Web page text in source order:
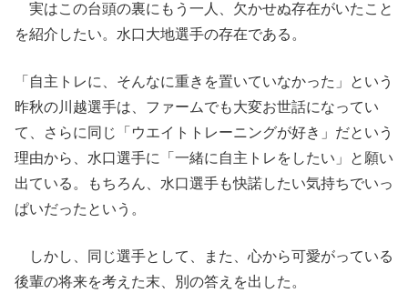
実はこの台頭の裏にもう一人、欠かせぬ存在がいたこと
を紹介したい。水口大地選手の存在である。
「自主トレに、そんなに重きを置いていなかった」という
昨秋の川越選手は、ファームでも大変お世話になってい
て、さらに同じ「ウエイトトレーニングが好き」だという
理由から、水口選手に「一緒に自主トレをしたい」と願い
出ている。もちろん、水口選手も快諾したい気持ちでいっ
ぱいだったという。
しかし、同じ選手として、また、心から可愛がっている
後輩の将来を考えた末、別の答えを出した。